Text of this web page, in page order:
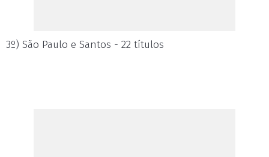
3º) São Paulo e Santos - 22 títulos